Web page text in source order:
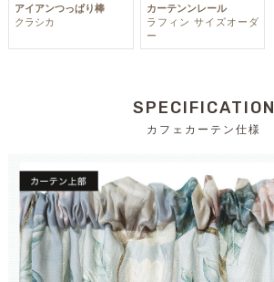
アイアンつっぱり棒
クラシカ
カーテンンレール
ラフィン サイズオーダ
ー
SPECIFICATION
カフェカーテン仕様